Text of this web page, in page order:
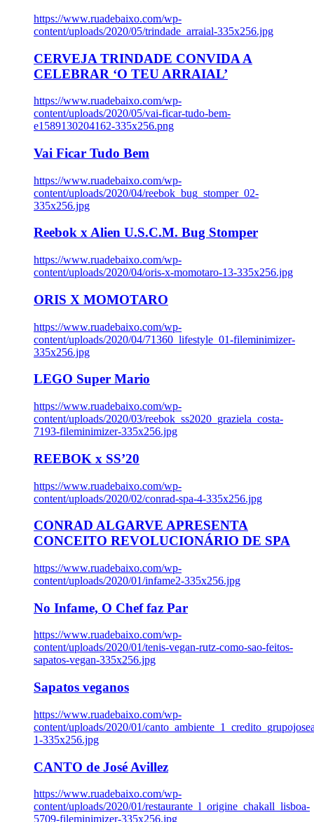
https://www.ruadebaixo.com/wp-
content/uploads/2020/05/trindade_arraial-335x256.jpg
CERVEJA TRINDADE CONVIDA A
CELEBRAR ‘O TEU ARRAIAL’
https://www.ruadebaixo.com/wp-
content/uploads/2020/05/vai-ficar-tudo-bem-
e1589130204162-335x256.png
Vai Ficar Tudo Bem
https://www.ruadebaixo.com/wp-
content/uploads/2020/04/reebok_bug_stomper_02-
335x256.jpg
Reebok x Alien U.S.C.M. Bug Stomper
https://www.ruadebaixo.com/wp-
content/uploads/2020/04/oris-x-momotaro-13-335x256.jpg
ORIS X MOMOTARO
https://www.ruadebaixo.com/wp-
content/uploads/2020/04/71360_lifestyle_01-fileminimizer-
335x256.jpg
LEGO Super Mario
https://www.ruadebaixo.com/wp-
content/uploads/2020/03/reebok_ss2020_graziela_costa-
7193-fileminimizer-335x256.jpg
REEBOK x SS’20
https://www.ruadebaixo.com/wp-
content/uploads/2020/02/conrad-spa-4-335x256.jpg
CONRAD ALGARVE APRESENTA
CONCEITO REVOLUCIONÁRIO DE SPA
https://www.ruadebaixo.com/wp-
content/uploads/2020/01/infame2-335x256.jpg
No Infame, O Chef faz Par
https://www.ruadebaixo.com/wp-
content/uploads/2020/01/tenis-vegan-rutz-como-sao-feitos-
sapatos-vegan-335x256.jpg
Sapatos veganos
https://www.ruadebaixo.com/wp-
content/uploads/2020/01/
1-335x256.jpg
CANTO de José Avillez
https://www.ruadebaixo.com/wp-
content/uploads/2020/01/restaurante_l_origine_chakall_lisboa-
5709-fileminimizer-335x256.jpg